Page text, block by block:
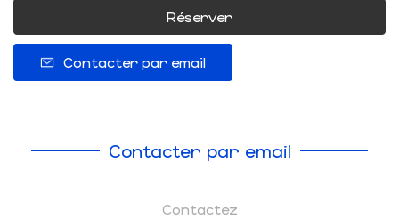
Réserver
Contacter par email
Contacter par email
Contactez